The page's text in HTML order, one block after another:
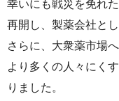
幸いにも戦災を免れ
再開し、製薬会社と
さらに、大衆薬市場
より多くの人々にく
りました。